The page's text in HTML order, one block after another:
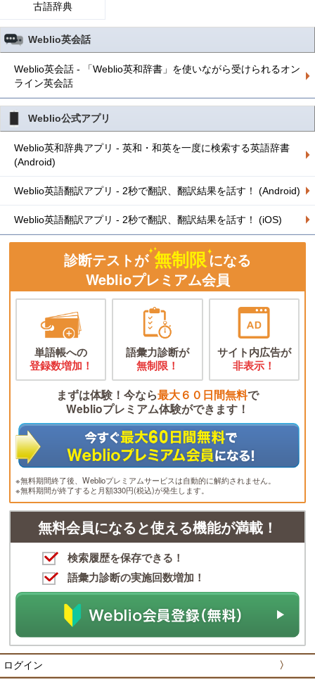
古語辞典
Weblio英会話
Weblio英会話 - 「Weblio英和辞書」を使いながら受けられるオン
ライン英会話
Weblio公式アプリ
Weblio英和辞典アプリ - 英和・和英を一度に検索する英語辞書
(Android)
Weblio英語翻訳アプリ - 2秒で翻訳、翻訳結果を話す！ (Android)
Weblio英語翻訳アプリ - 2秒で翻訳、翻訳結果を話す！ (iOS)
診断テストが 無制限になる
Weblioプレミアム会員
単語帳への
登録数増加！
語彙力診断が
無制限！
サイト内広告が
非表示！
まずは体験！今なら最大６０日間無料で
Weblioプレミアム体験ができます！
※無料期間終了後、Weblioプレミアムサービスは自動的に解約されません。
※無料期間が終了すると月額330円(税込)が発生します。
無料会員になると使える機能が満載！
検索履歴を保存できる！
語彙力診断の実施回数増加！
ログイン 〉